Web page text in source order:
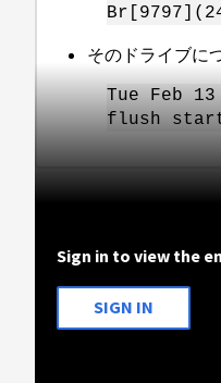
そのドライブに
​​​​​​​Tue Feb
flush
Sign in to view the
SIGN IN